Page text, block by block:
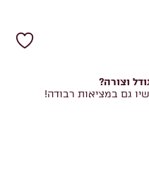
וצורה?
גם במציאות רבודה!